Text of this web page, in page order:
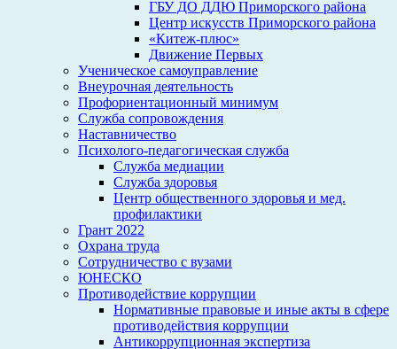
ГБУ ДО ДДЮ Приморского района
Центр искусств Приморского района
«Китеж-плюс»
Движение Первых
Ученическое самоуправление
Внеурочная деятельность
Профориентационный минимум
Служба сопровождения
Наставничество
Психолого-педагогическая служба
Служба медиации
Служба здоровья
Центр общественного здоровья и мед.
профилактики
Грант 2022
Охрана труда
Сотрудничество с вузами
ЮНЕСКО
Противодействие коррупции
Нормативные правовые и иные акты в сфере
противодействия коррупции
Антикоррупционная экспертиза